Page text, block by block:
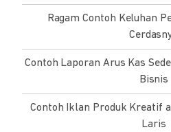
Ragam Contoh Keluhan
Contoh Laporan Arus Kas
Bisnis
Contoh Iklan Produk Kreatif
Laris